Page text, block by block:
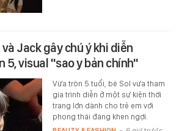
Jack gây chú ý khi diễn
5, visual "sao y bản chính"
Vừa tròn 5 tuổi, bé Sol vừa tham
gia trình diễn ở một sự kiện thời
trang lớn dành cho trẻ em với
phong thái đáng khen ngợi.